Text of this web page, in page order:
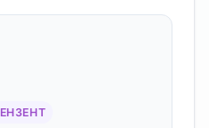
на
и анализа на панели
от лабораторната